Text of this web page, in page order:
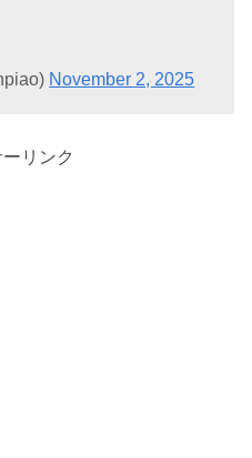
November 2, 2025
リンク